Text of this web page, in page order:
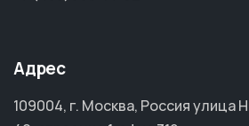
Адрес
109004, г. Москва, Россия улица